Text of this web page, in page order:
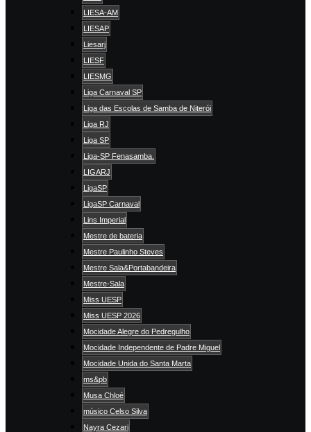
LIESA-AM
LIESAP
Liesarj
LIESF
LIESMG
Liga Carnaval SP
Liga das Escolas de Samba de Niterói
Liga RJ
Liga SP
Liga-SP Fenasamba.
LIGARJ
LigaSP
LigaSP Carnaval
Lins Imperial
Mestre de bateria
Mestre Paulinho Steves
Mestre Sala&Portabandeira
Mestre-Sala
Miss UESP
Miss UESP 2026
Mocidade Alegre do Pedregulho
Mocidade Independente de Padre Miguel
Mocidade Unida do Santa Marta
ms&pb
Musa Chloé
músico Celso Silva
Nayra Cezari